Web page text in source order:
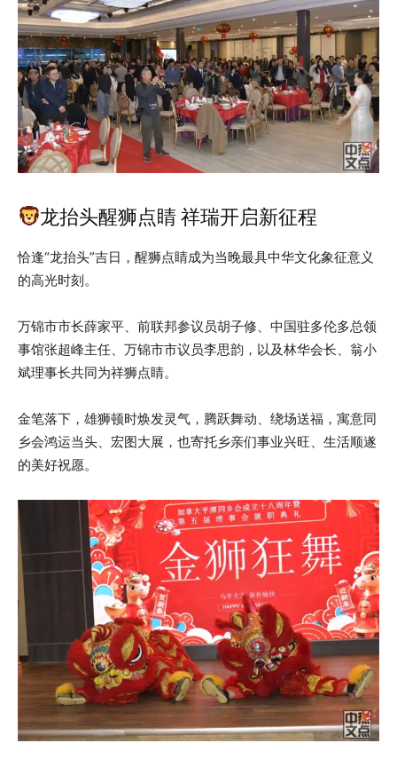
龙抬头醒狮点睛 祥瑞开启新征程
恰逢“龙抬头”吉日，醒狮点睛成为当晚最具中华文化象征意义
的高光时刻。
万锦市市长薛家平、前联邦参议员胡子修、中国驻多伦多总领
事馆张超峰主任、万锦市市议员李思韵，以及林华会长、翁小
斌理事长共同为祥狮点睛。
金笔落下，雄狮顿时焕发灵气，腾跃舞动、绕场送福，寓意同
乡会鸿运当头、宏图大展，也寄托乡亲们事业兴旺、生活顺遂
的美好祝愿。